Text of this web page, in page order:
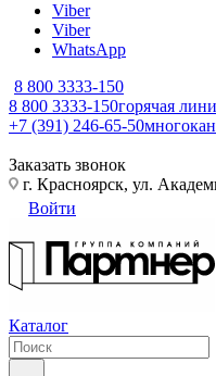
Viber
Viber
WhatsApp
8 800 3333-150
8 800 3333-150горячая
+7 (391) 246-65-50
Заказать звонок
г. Красноярск, ул.
Войти
Каталог